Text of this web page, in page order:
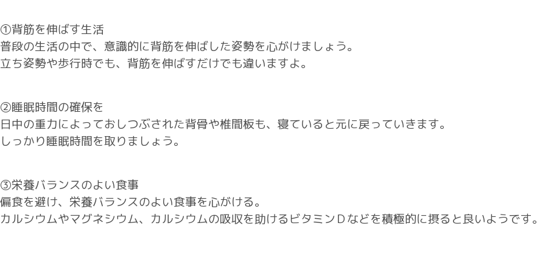
①背筋を伸ばす生活
普段の生活の中で、意識的に背筋を伸ばした姿勢を心がけましょう。
立ち姿勢や歩行時でも、背筋を伸ばすだけでも違いますよ。
②睡眠時間の確保を
日中の重力によっておしつぶされた背骨や椎間板も、寝ていると元に戻っていきます。
しっかり睡眠時間を取りましょう。
③栄養バランスのよい食事
偏食を避け、栄養バランスのよい食事を心がける。
カルシウムやマグネシウム、カルシウムの吸収を助けるビタミンＤなどを積極的に摂ると良いようです。